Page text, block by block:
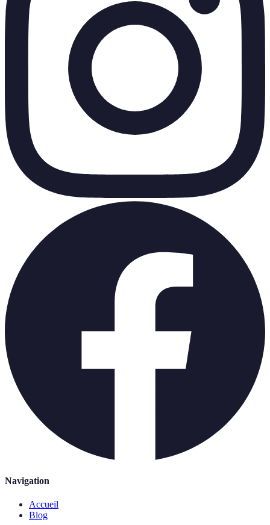
Navigation
Accueil
Blog